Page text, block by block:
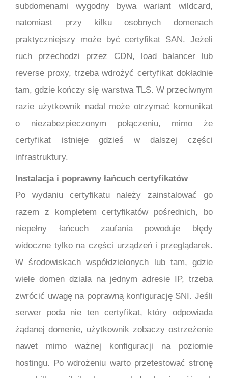
subdomenami wygodny bywa wariant wildcard,
natomiast przy kilku osobnych domenach
praktyczniejszy może być certyfikat SAN. Jeżeli
ruch przechodzi przez CDN, load balancer lub
reverse proxy, trzeba wdrożyć certyfikat dokładnie
tam, gdzie kończy się warstwa TLS. W przeciwnym
razie użytkownik nadal może otrzymać komunikat
o niezabezpieczonym połączeniu, mimo że
certyfikat istnieje gdzieś w dalszej części
infrastruktury.
Instalacja i poprawny łańcuch certyfikatów
Po wydaniu certyfikatu należy zainstalować go
razem z kompletem certyfikatów pośrednich, bo
niepełny łańcuch zaufania powoduje błędy
widoczne tylko na części urządzeń i przeglądarek.
W środowiskach współdzielonych lub tam, gdzie
wiele domen działa na jednym adresie IP, trzeba
zwrócić uwagę na poprawną konfigurację SNI. Jeśli
serwer poda nie ten certyfikat, który odpowiada
żądanej domenie, użytkownik zobaczy ostrzeżenie
nawet mimo ważnej konfiguracji na poziomie
hostingu. Po wdrożeniu warto przetestować stronę